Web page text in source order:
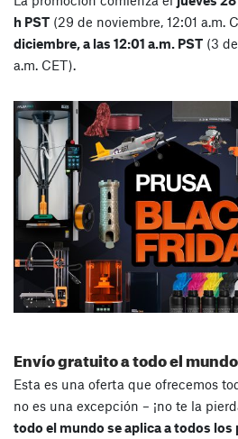
h PST (29 de noviembre, 12:01 a.m.
diciembre, a las 12:01 a.m. PST (3
a.m. CET).
Envío gratuito a todo el mundo
Esta es una oferta que ofrecemos
no es una excepción – ¡no te la
todo el mundo se aplica a todos los